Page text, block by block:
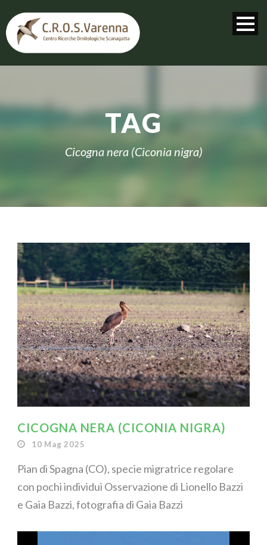
TAG
Cicogna nera (Ciconia nigra)
CICOGNA NERA (CICONIA NIGRA)
10 Mag 2025
Pian di Spagna (CO), specie migratrice regolare
con pochi individui Osservazione di Lionello Bazzi
e Gaia Bazzi, fotografia di Gaia Bazzi